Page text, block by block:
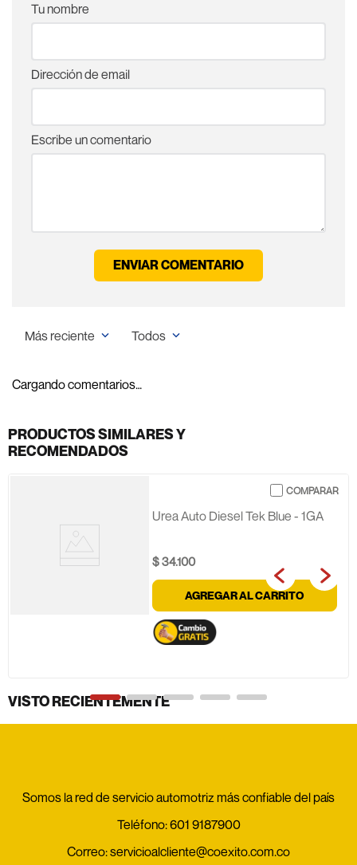
Tu nombre
Dirección de email
Escribe un comentario
ENVIAR COMENTARIO
Más reciente Todos
Cargando comentarios…
PRODUCTOS SIMILARES Y
RECOMENDADOS
Urea Auto Diesel Tek Blue - 1GA
$34.100
AGREGAR AL CARRITO
VISTO RECIENTEMENTE
Somos la red de servicio automotriz más confiable del país
Teléfono:601 9187900
Correo:servicioalcliente@coexito.com.co